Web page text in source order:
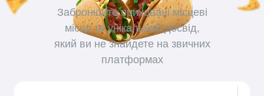
Забронюйте приховані місцеві
місця та унікальний досвід,
який ви не знайдете на звичних
платформах